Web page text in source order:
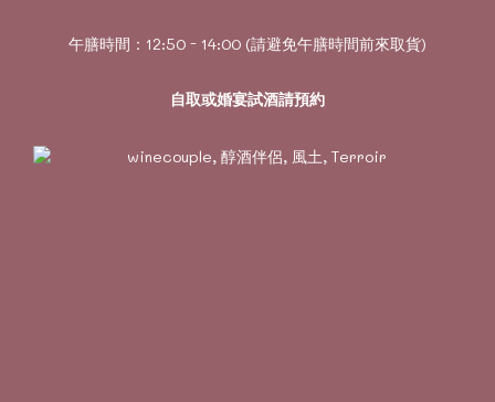
午膳時間：12:50 - 14:00 (請避免午膳時間前來取貨)
自取或婚宴試酒請預約